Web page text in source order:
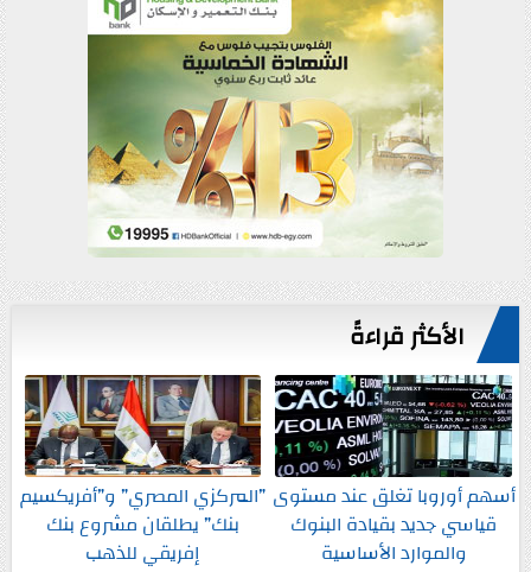
الأكثر قراءةً
أسهم أوروبا تغلق عند مستوى
قياسي جديد بقيادة البنوك
والموارد الأساسية
”المركزي المصري” و”أفريكسيم
بنك” يطلقان مشروع بنك
إفريقي للذهب